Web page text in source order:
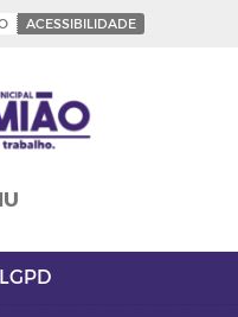
ACESSIBILIDADE
LGPD